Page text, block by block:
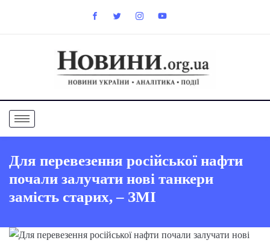
Для перевезення російської нафти
почали залучати нові танкери
замість старих, – ЗМІ